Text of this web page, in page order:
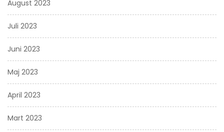
August 2023
Juli 2023
Juni 2023
Maj 2023
April 2023
Mart 2023